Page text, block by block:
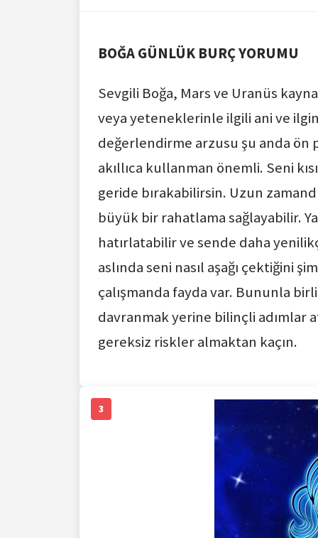
BOĞA GÜNLÜK BURÇ YORUMU
Sevgili Boğa, Mars ve Uranüs
veya yeteneklerinle ilgili ani ve
değerlendirme arzusu şu anda ön
akıllıca kullanman önemli. Seni
geride bırakabilirsin. Uzun
büyük bir rahatlama sağlayabilir.
hatırlatabilir ve sende daha
aslında seni nasıl aşağı çektiğini
çalışmanda fayda var. Bununla
davranmak yerine bilinçli adımlar
gereksiz riskler almaktan kaçın.
3